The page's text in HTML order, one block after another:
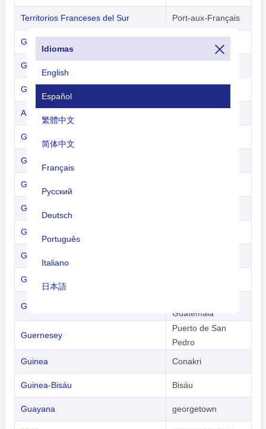
Idiomas
English
Español
繁體中文
简体中文
Français
Русский
Deutsch
Português
Italiano
日本語
tiếng Việt
한국어
Territorios Franceses del Sur Port-aux-Français
Gabón
Gambia
Georgia
Alemania
Ghana
Gibraltar
Grecia
Groenlandia
Granada
Guadalupe
Guam
Guatemala
Guatemala
Guernesey
Puerto de San
Pedro
Guinea
Conakri
Guinea-Bisáu Bisáu
Guayana georgetown